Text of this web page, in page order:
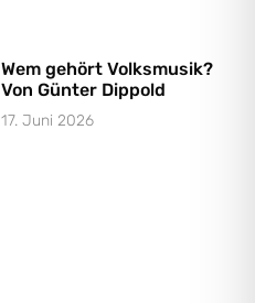
Wem gehört Volksmusik?
Von Günter Dippold
17. Juni 2026